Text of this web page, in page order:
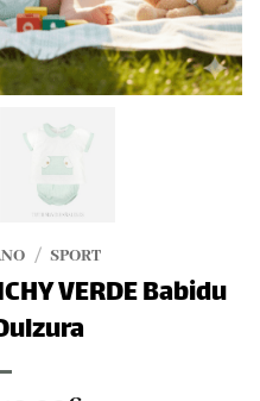
/ SPORT
VERDE Babidu